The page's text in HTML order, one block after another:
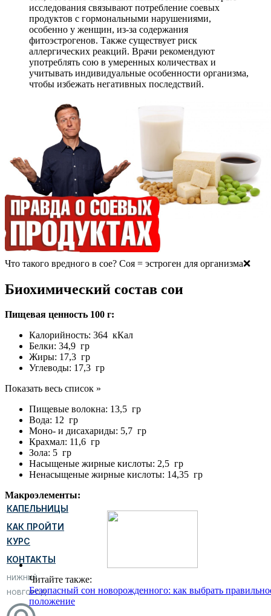
КАПЕЛЬНИЦЫ
КАК ПРОЙТИ
КУРС
КОНТАКТЫ
НИЖНИЙ
НОВГОРОД
исследования связывают потребление соевых
продуктов с гормональными нарушениями,
особенно у женщин, из-за содержания
фитоэстрогенов. Также существует риск
аллергических реакций. Врачи рекомендуют
употреблять сою в умеренных количествах и
учитывать индивидуальные особенности организма,
чтобы избежать негативных последствий.
Что такого вредного в сое? Соя = эстроген для организма❌
Биохимический состав сои
Пищевая ценность 100 г:
Калорийность: 364 кКал
Белки: 34,9 гр
Жиры: 17,3 гр
Углеводы: 17,3 гр
Показать весь список »
Пищевые волокна: 13,5 гр
Вода: 12 гр
Моно- и дисахариды: 5,7 гр
Крахмал: 11,6 гр
Зола: 5 гр
Насыщеные жирные кислоты: 2,5 гр
Ненасыщеные жирные кислоты: 14,35 гр
Макроэлементы:
Читайте также:
Безопасный сон новорожденного: как выбрать
положение